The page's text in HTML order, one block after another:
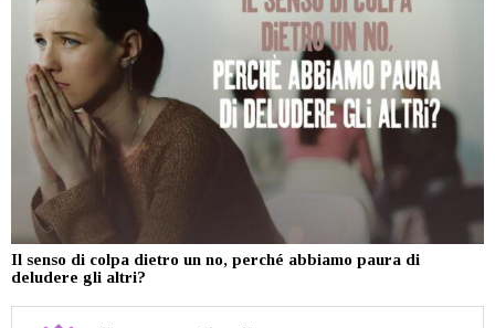
Il senso di colpa dietro un no, perché abbiamo paura di
deludere gli altri?